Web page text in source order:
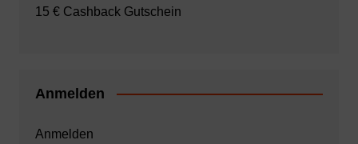
15 € Cashback Gutschein
Anmelden
Anmelden